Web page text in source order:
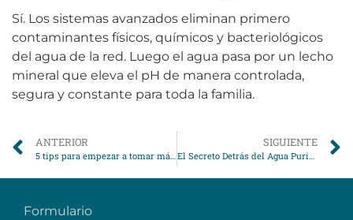
Sí. Los sistemas avanzados eliminan primero
contaminantes físicos, químicos y bacteriológicos
del agua de la red. Luego el agua pasa por un lecho
mineral que eleva el pH de manera controlada,
segura y constante para toda la familia.
ANTERIOR
5 tips para empezar a tomar más agua
SIGUIENTE
El Secreto Detrás del Agua Purificada: ¿Por Qué Tu Cuerpo La Ama?
Formulario